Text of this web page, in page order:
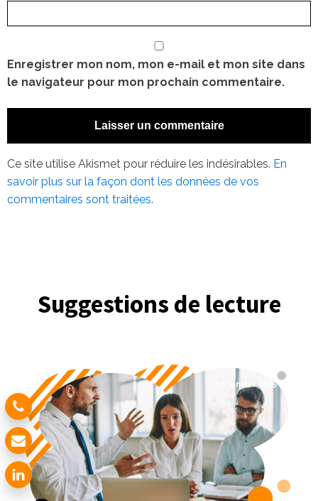
Enregistrer mon nom, mon e-mail et mon site dans
le navigateur pour mon prochain commentaire.
Ce site utilise Akismet pour réduire les indésirables. En
savoir plus sur la façon dont les données de vos
commentaires sont traitées.
Suggestions de lecture
18 janvier 2025